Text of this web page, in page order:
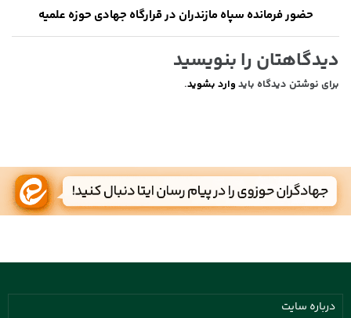
حضور فرمانده سپاه مازندران در قرارگاه جهادی حوزه علمیه
دیدگاهتان را بنویسید
برای نوشتن دیدگاه باید وارد بشوید.
درباره سایت